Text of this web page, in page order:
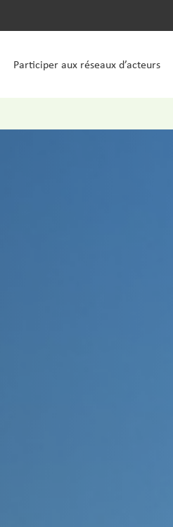
Participer aux réseaux d’acteurs